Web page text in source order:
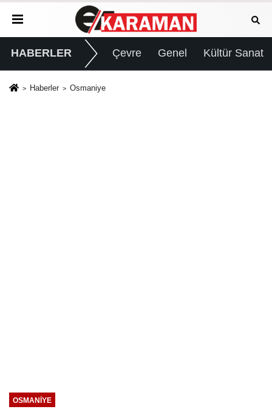
HABERLER Çevre Genel Kültür Sanat
Haberler Osmaniye
OSMANIYE